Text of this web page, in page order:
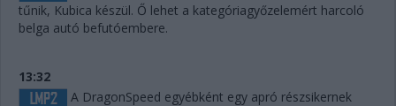
tűnik, Kubica készül. Ő lehet a kategóriagyőzelemért harcoló
belga autó befutóembere.
13:32
A DragonSpeed egyébként egy apró részsikernek